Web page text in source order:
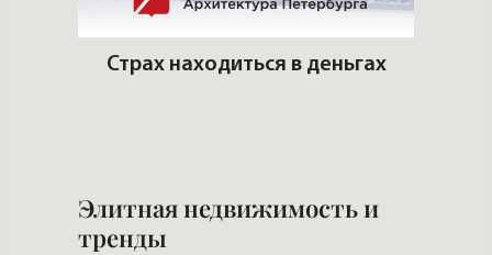
Страх находиться в деньгах
Элитная недвижимость и
тренды